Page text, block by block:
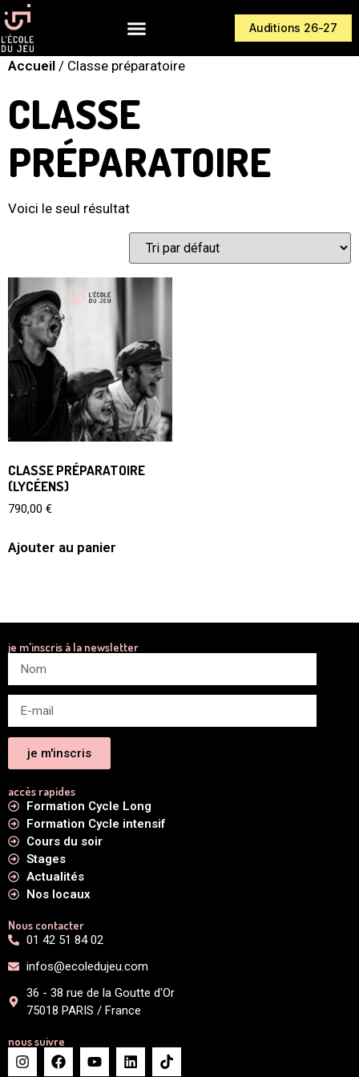
Auditions 26-27
Accueil / Classe préparatoire
CLASSE
PRÉPARATOIRE
Voici le seul résultat
CLASSE PRÉPARATOIRE
(LYCÉENS)
790,00 €
Ajouter au panier
je m'inscris à la newsletter
je m'inscris
accès rapides
Formation Cycle Long
Formation Cycle intensif
Cours du soir
Stages
Actualités
Nos locaux
Nous contacter
01 42 51 84 02
infos@ecoledujeu.com
36 - 38 rue de la Goutte d'Or
75018 PARIS / France
nous suivre